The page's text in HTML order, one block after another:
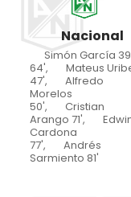
Nacional
Simón García
64',
Mateus
47',
Alfredo
Morelos
50',
Cristian
Arango 71',
Cardona
77',
Andrés
Sarmiento 81'